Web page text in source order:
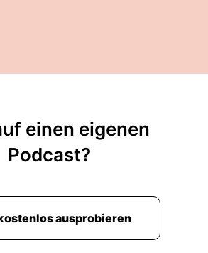
einen eigenen
Podcast?
ausprobieren